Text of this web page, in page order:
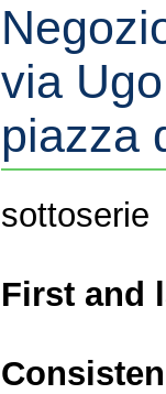
via
piazza
sottoserie
First and